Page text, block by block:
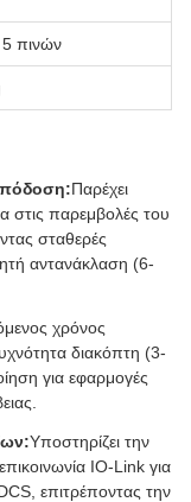
πινών
Παρέχει
στις παρεμβολές του
σταθερές
αντανάκλαση (6-
χρόνος
διακόπτη (3-
για εφαρμογές
Υποστηρίζει την
IO-Link για
επιτρέποντας την